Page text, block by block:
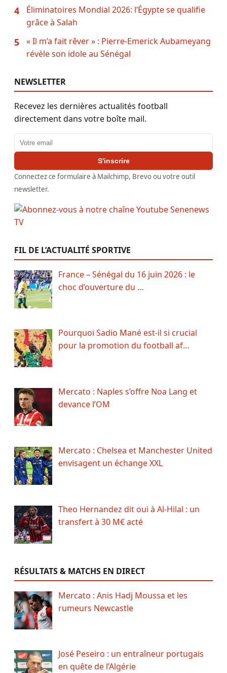
4
Éliminatoires Mondial 2026: l’Égypte se qualifie
grâce à Salah
5
« Il m’a fait rêver » : Pierre-Emerick Aubameyang
révèle son idole au Sénégal
NEWSLETTER
Recevez les dernières actualités football
directement dans votre boîte mail.
Adresse email
S'inscrire
Connectez ce formulaire à Mailchimp, Brevo ou votre outil
newsletter.
FIL DE L’ACTUALITÉ SPORTIVE
France – Sénégal du 16 juin 2026 : le
choc d’ouverture du …
Pourquoi Sadio Mané est-il si crucial
pour la promotion du football af…
Mercato : Naples s’offre Noa Lang et
devance l’OM
Mercato : Chelsea et Manchester United
envisagent un échange XXL
Theo Hernandez dit oui à Al-Hilal : un
transfert à 30 M€ acté
RÉSULTATS & MATCHS EN DIRECT
Mercato : Anis Hadj Moussa et les
rumeurs Newcastle
José Peseiro : un entraîneur portugais
en quête de l’Algérie